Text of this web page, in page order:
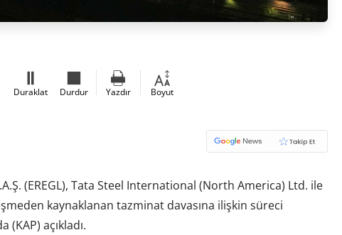
Duraklat Durdur Yazdır Boyut
(EREGL), Tata Steel International (North America) Ltd. ile
kaynaklanan tazminat davasına ilişkin süreci
(KAP) açıkladı.